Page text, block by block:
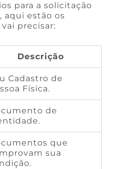
para a solicitação
aqui estão os
precisar:
Descrição
Cadastro de
Física.
de
que
sua